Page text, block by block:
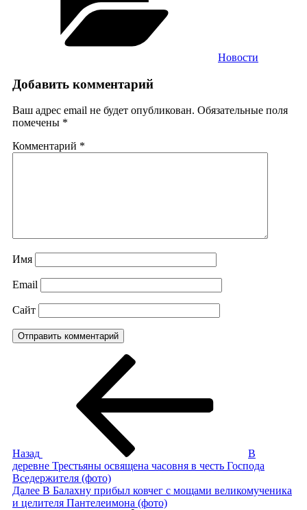
Новости
Добавить комментарий
Ваш адрес email не будет опубликован. Обязательные поля
помечены *
Комментарий *
Имя
Email
Сайт
Назад
В
деревне Трестьяны освящена часовня в честь Господа
Вседержителя (фото)
Следующая
запись
Далее В Балахну прибыл ковчег с мощами великомученика
и целителя Пантелеимона (фото)